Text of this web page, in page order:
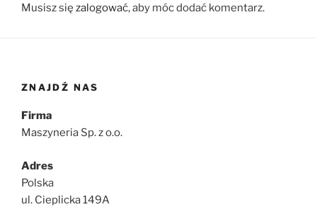
Musisz się zalogować, aby móc dodać komentarz.
ZNAJDŹ NAS
Firma
Maszyneria Sp. z o.o.
Adres
Polska
ul. Cieplicka 149A